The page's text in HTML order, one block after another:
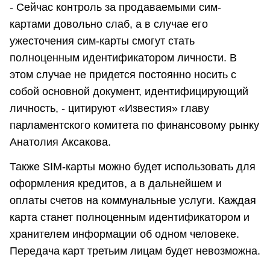
- Сейчас контроль за продаваемыми сим-
картами довольно слаб, а в случае его
ужесточения сим-карты смогут стать
полноценным идентификатором личности. В
этом случае не придется постоянно носить с
собой основной документ, идентифицирующий
личность, - цитируют «Известия» главу
парламентского комитета по финансовому рынку
Анатолия Аксакова.
Также SIM-карты можно будет использовать для
оформления кредитов, а в дальнейшем и
оплаты счетов на коммунальные услуги. Каждая
карта станет полноценным идентификатором и
хранителем информации об одном человеке.
Передача карт третьим лицам будет невозможна.